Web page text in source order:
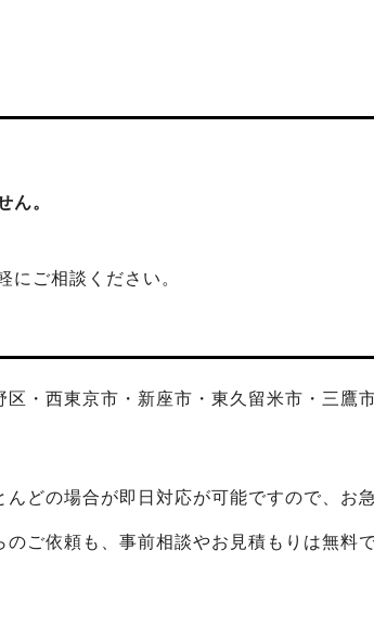
ん。
ご相談ください。
・西東京市・新座市・東久留米市・三鷹
どの場合が即日対応が可能ですので、お
ご依頼も、事前相談やお見積もりは無料